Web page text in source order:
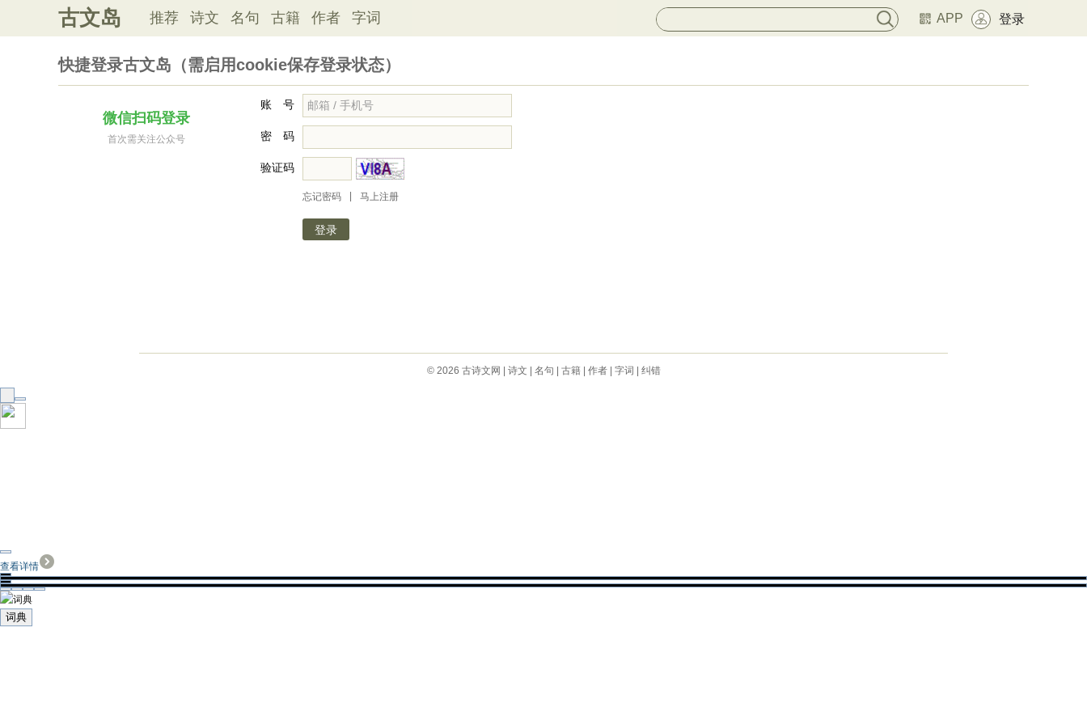
古文岛 推荐 诗文 名句 古籍 作者 字词 APP 登录
快捷登录古文岛（需启用cookie保存登录状态）
微信扫码登录
首次需关注公众号
账 号
密 码
验证码
忘记密码 马上注册
© 2026 古诗文网 诗文 名句 古籍| 作者| 字词 纠错
查看详情
词典